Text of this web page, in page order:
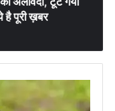
है पूरी ख़बर